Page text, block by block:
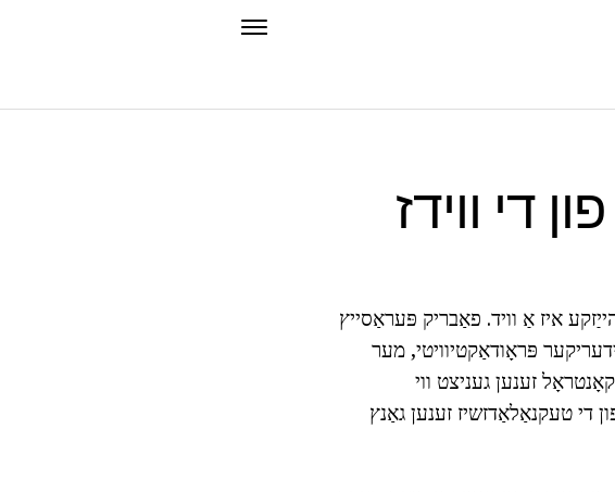
איז אַ וויד. פאַבריק פּעראַסייץ
פּראָודאַקטיוויטי, מער
זענען געניצט ווי
די טעקנאַלאַדזשיז זענען גאַנץ